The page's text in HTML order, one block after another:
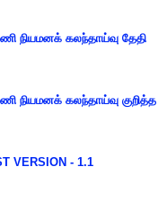
நியமனக் கலந்தாய்வு தேதி
நியமனக் கலந்தாய்வு குறித்த
VERSION - 1.1